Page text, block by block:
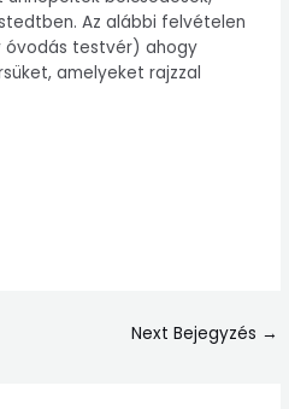
Az alábbi felvételen
óvodás testvér) ahogy
amelyeket rajzzal
Next Bejegyzés →